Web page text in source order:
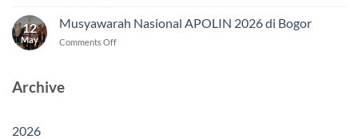
Akses
WTO
12
May
Musyawarah Nasional APOLIN 2026 di Bogor
Comments Offon
Archive
2026